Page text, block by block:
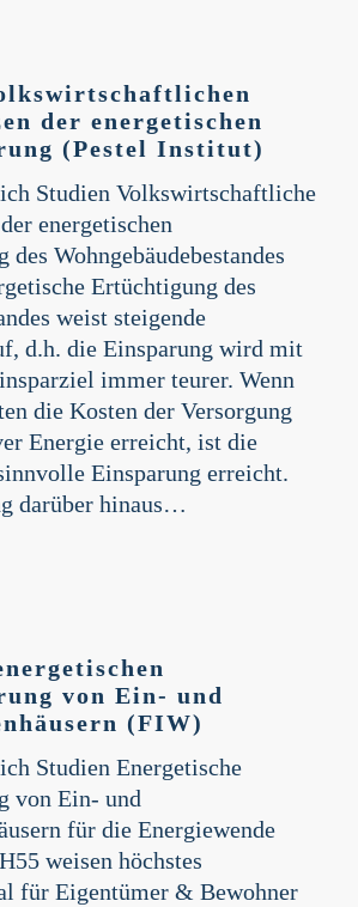
der energetischen
(Pestel Institut)
Studien Volkswirtschaftliche
energetischen
Wohngebäudebestandes
Ertüchtigung des
weist steigende
d.h. die Einsparung wird mit
immer teurer. Wenn
die Kosten der Versorgung
Energie erreicht, ist die
Einsparung erreicht.
darüber hinaus…
von Ein- und
(FIW)
Studien Energetische
von Ein- und
für die Energiewende
weisen höchstes
für Eigentümer & Bewohner